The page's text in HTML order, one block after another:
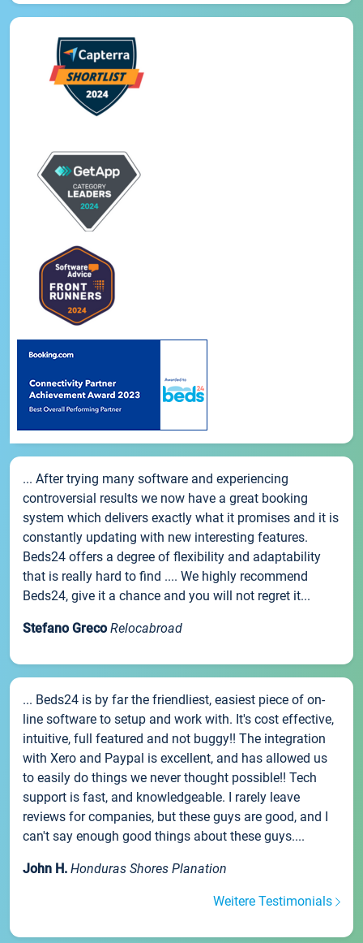
... After trying many software and experiencing
controversial results we now have a great booking
system which delivers exactly what it promises and it is
constantly updating with new interesting features.
Beds24 offers a degree of flexibility and adaptability
that is really hard to find .... We highly recommend
Beds24, give it a chance and you will not regret it...
Stefano Greco Relocabroad
... Beds24 is by far the friendliest, easiest piece of on-
line software to setup and work with. It's cost effective,
intuitive, full featured and not buggy!! The integration
with Xero and Paypal is excellent, and has allowed us
to easily do things we never thought possible!! Tech
support is fast, and knowledgeable. I rarely leave
reviews for companies, but these guys are good, and I
can't say enough good things about these guys....
John H. Honduras Shores Planation
Weitere Testimonials